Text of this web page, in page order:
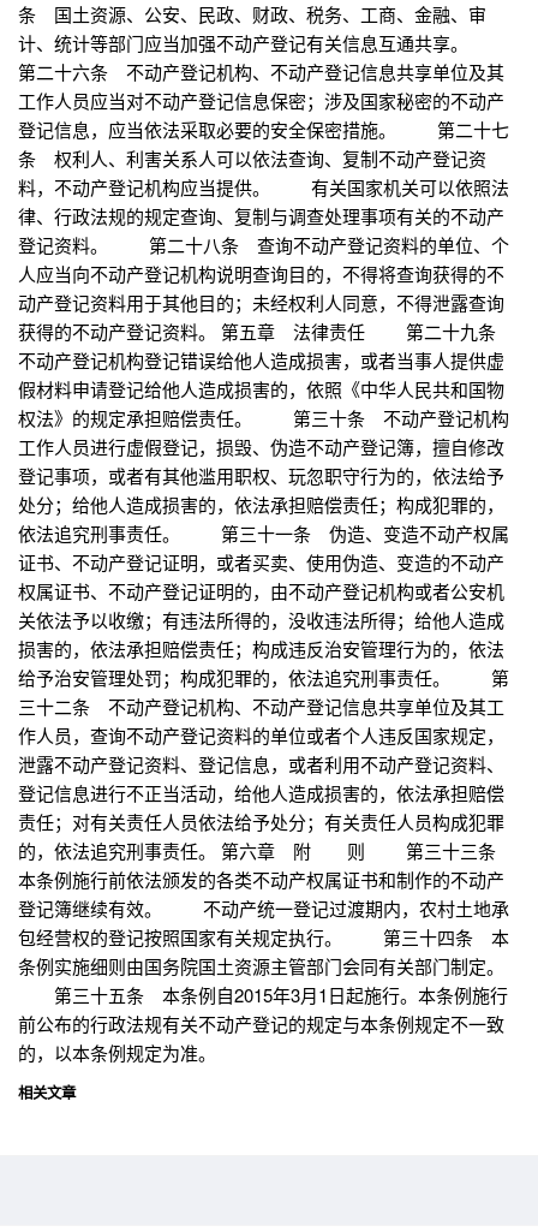
条 国土资源、公安、民政、财政、税务、工商、金融、审
计、统计等部门应当加强不动产登记有关信息互通共享。
第二十六条 不动产登记机构、不动产登记信息共享单位及其
工作人员应当对不动产登记信息保密；涉及国家秘密的不动产
登记信息，应当依法采取必要的安全保密措施。 第二十七
条 权利人、利害关系人可以依法查询、复制不动产登记资
料，不动产登记机构应当提供。 有关国家机关可以依照法
律、行政法规的规定查询、复制与调查处理事项有关的不动产
登记资料。 第二十八条 查询不动产登记资料的单位、个
人应当向不动产登记机构说明查询目的，不得将查询获得的不
动产登记资料用于其他目的；未经权利人同意，不得泄露查询
获得的不动产登记资料。 第五章 法律责任 第二十九条
不动产登记机构登记错误给他人造成损害，或者当事人提供虚
假材料申请登记给他人造成损害的，依照《中华人民共和国物
权法》的规定承担赔偿责任。 第三十条 不动产登记机构
工作人员进行虚假登记，损毁、伪造不动产登记簿，擅自修改
登记事项，或者有其他滥用职权、玩忽职守行为的，依法给予
处分；给他人造成损害的，依法承担赔偿责任；构成犯罪的，
依法追究刑事责任。 第三十一条 伪造、变造不动产权属
证书、不动产登记证明，或者买卖、使用伪造、变造的不动产
权属证书、不动产登记证明的，由不动产登记机构或者公安机
关依法予以收缴；有违法所得的，没收违法所得；给他人造成
损害的，依法承担赔偿责任；构成违反治安管理行为的，依法
给予治安管理处罚；构成犯罪的，依法追究刑事责任。 第
三十二条 不动产登记机构、不动产登记信息共享单位及其工
作人员，查询不动产登记资料的单位或者个人违反国家规定，
泄露不动产登记资料、登记信息，或者利用不动产登记资料、
登记信息进行不正当活动，给他人造成损害的，依法承担赔偿
责任；对有关责任人员依法给予处分；有关责任人员构成犯罪
的，依法追究刑事责任。 第六章 附 则 第三十三条
本条例施行前依法颁发的各类不动产权属证书和制作的不动产
登记簿继续有效。 不动产统一登记过渡期内，农村土地承
包经营权的登记按照国家有关规定执行。 第三十四条 本
条例实施细则由国务院国土资源主管部门会同有关部门制定。
第三十五条 本条例自2015年3月1日起施行。本条例施行
前公布的行政法规有关不动产登记的规定与本条例规定不一致
的，以本条例规定为准。
相关文章